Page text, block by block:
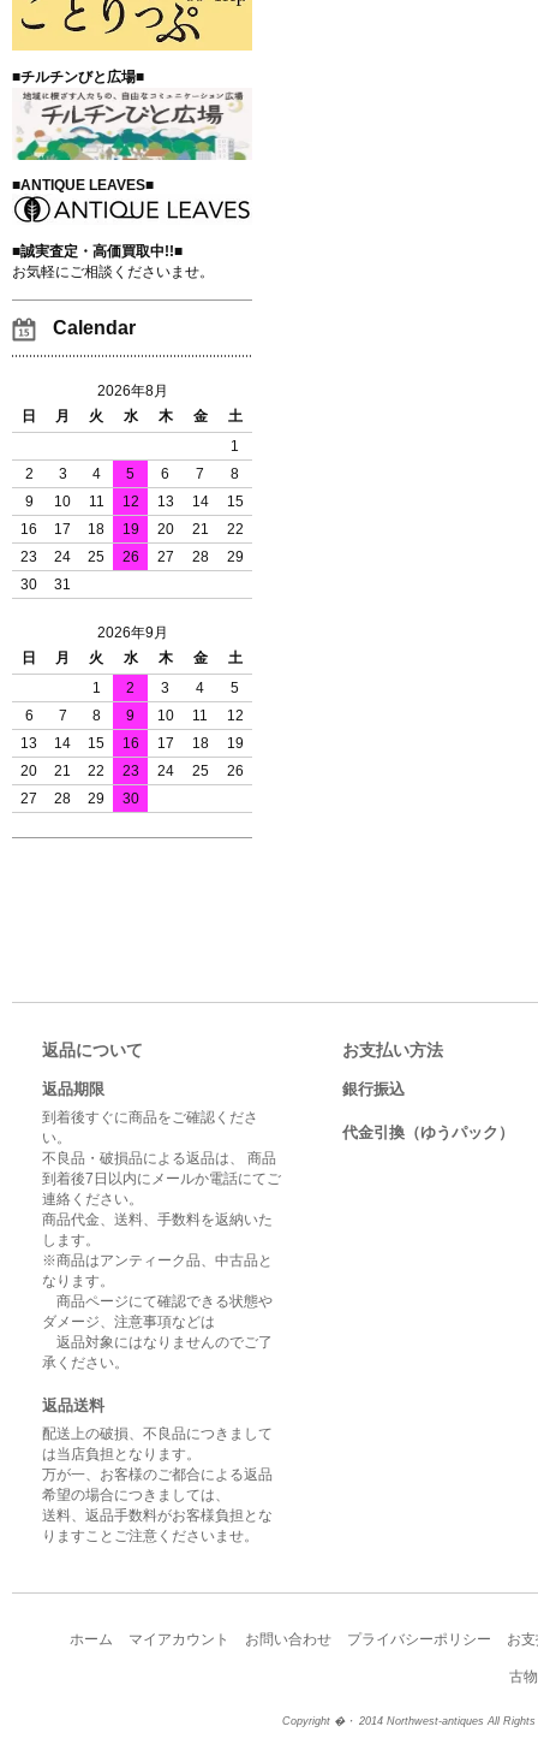
■チルチンびと広場■
■ANTIQUE LEAVES■
■誠実査定・高価買取中!!■
お気軽にご相談くださいませ。
Calendar
2026年8月
日
月 火 水 木 金
土
1
2
3 4 5 6 7
8
9
10 11 12 13 14
15
16
17 18 19 20 21
22
23
24 25 26 27 28
29
30
31
2026年9月
日
月 火 水 木 金
土
1
2 3 4
5
6
7 8 9 10 11
12
13
14 15 16 17 18
19
20
21 22 23 24 25
26
27
28 29 30
返品について
返品期限
到着後すぐに商品をご確認くださ
い。
不良品・破損品による返品は、 商品
到着後7日以内にメールか電話にてご
連絡ください。
商品代金、送料、手数料を返納いた
します。
※商品はアンティーク品、中古品と
なります。
商品ページにて確認できる状態や
ダメージ、注意事項などは
返品対象にはなりませんのでご了
承ください。
返品送料
配送上の破損、不良品につきまして
は当店負担となります。
万が一、お客様のご都合による返品
希望の場合につきましては、
送料、返品手数料がお客様負担とな
りますことご注意くださいませ。
お支払い方法
銀行振込
代金引換（ゆうパック）
ホーム マイアカウント お問い合わせ プライバシーポリシー お
古
Copyright �・ 2014 Northwest-antiques All